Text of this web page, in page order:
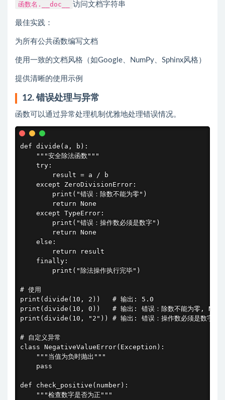
函数名.__doc__ 访问文档字符串
最佳实践：
为所有公共函数编写文档
使用一致的文档风格（如Google、NumPy、Sphinx风格）
提供清晰的使用示例
12. 错误处理与异常
函数可以通过异常处理机制优雅地处理错误情况。
def divide(a, b):
    """安全除法函数"""
    try:
        result = a / b
    except ZeroDivisionError:
        print("错误：除数不能为零")
        return None
    except TypeError:
        print("错误：操作数必须是数字")
        return None
    else:
        return result
    finally:
        print("除法操作执行完毕")
# 使用
print(divide(10, 2))   # 输出: 5.0
print(divide(10, 0))   # 输出: 错误：除数不能为零, None
print(divide(10, "2")) # 输出: 错误：操作数必须是数字,
# 自定义异常
class NegativeValueError(Exception):
    """当值为负时抛出"""
    pass
def check_positive(number):
    """检查数字是否为正"""